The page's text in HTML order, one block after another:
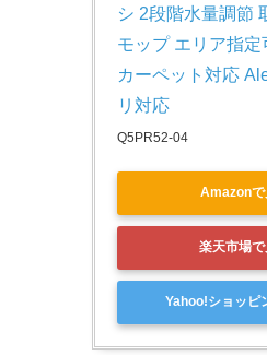
シ 2段階水量調節
モップ エリア指定
カーペット対応
リ対応
Q5PR52-04
Amazonで
楽天市場で
Yahoo!ショッピ